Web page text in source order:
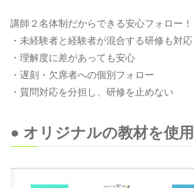
講師２名体制だからできる安心フォロー！
・未経験者と経験者が混合する研修も対応
・理解度に差があっても安心
・遅刻・欠席者への個別フォロー
・質問対応を分担し、研修を止めない
● オリジナルの教材を使用